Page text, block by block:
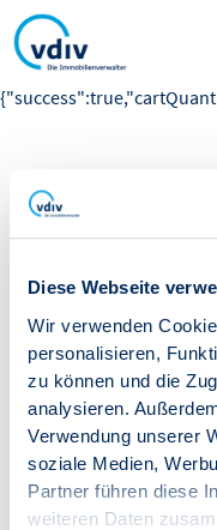
Diese Webseite
Wir verwenden
personalisieren,
zu können und die
analysieren.
Verwendung unserer
soziale Medien,
Partner führen diese
weiteren Daten